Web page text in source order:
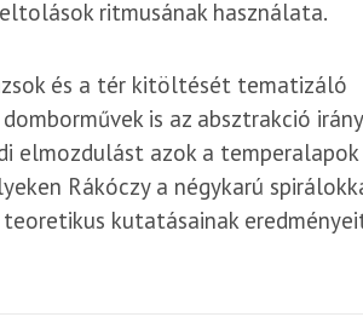
ritmusának használata.
és a tér kitöltését tematizáló
is az absztrakció
elmozdulást azok a temperalapok
Rákóczy a négykarú
kutatásainak